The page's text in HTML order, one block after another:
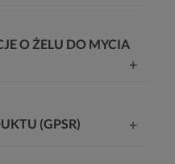
O ŻELU DO MYCIA
(GPSR)